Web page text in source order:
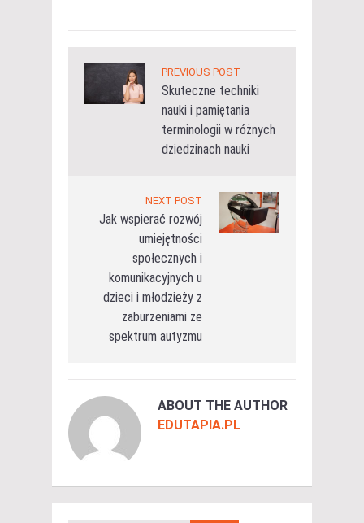
PREVIOUS POST
Skuteczne techniki
nauki i pamiętania
terminologii w różnych
dziedzinach nauki
NEXT POST
Jak wspierać rozwój
umiejętności
społecznych i
komunikacyjnych u
dzieci i młodzieży z
zaburzeniami ze
spektrum autyzmu
ABOUT THE AUTHOR
EDUTAPIA.PL